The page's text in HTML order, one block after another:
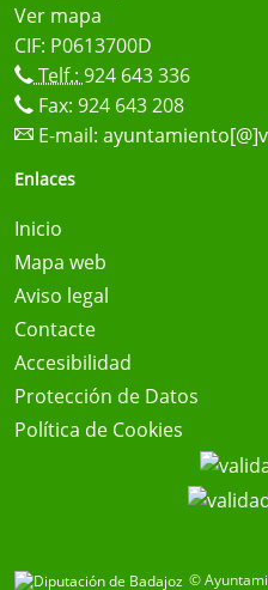
Ver mapa
CIF: P0613700D
Telf.: 924 643 336
Fax: 924 643 208
E-mail:
Enlaces
Inicio
Mapa web
Aviso legal
Contacte
Accesibilidad
Protección de Datos
Política de Cookies
©